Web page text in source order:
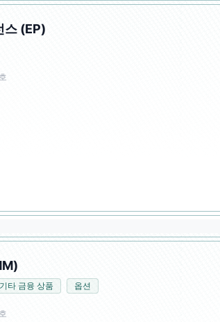
스 (EP)
기타 금융 상품 옵션